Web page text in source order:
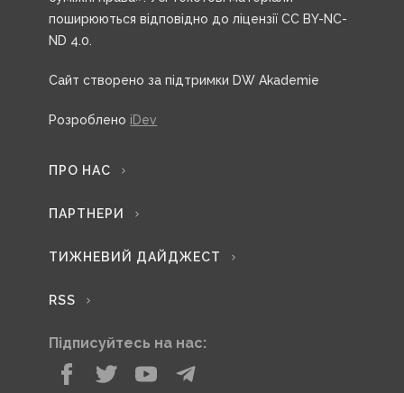
поширюються відповідно до ліцензії CC BY-NC-
ND 4.0.
Сайт створено за підтримки DW Akademie
Розроблено iDev
ПРО НАС
ПАРТНЕРИ
ТИЖНЕВИЙ ДАЙДЖЕСТ
RSS
Підписуйтесь на нас: